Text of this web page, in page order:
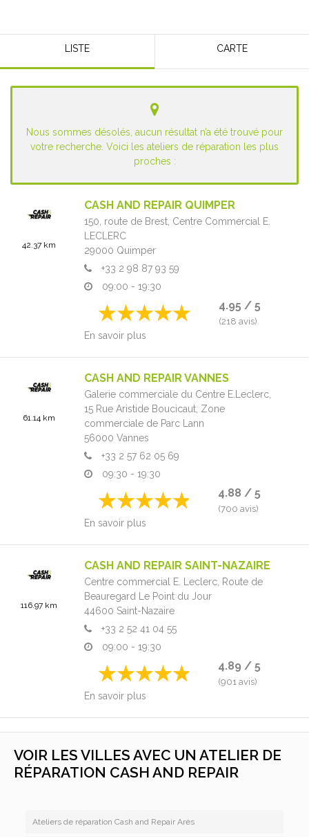
LISTE CARTE
Nous sommes désolés, aucun résultat n’a été trouvé pour
votre recherche. Voici les ateliers de réparation les plus
proches :
42.37 km
CASH AND REPAIR QUIMPER
150, route de Brest, Centre Commercial E.
LECLERC
29000 Quimper
+33 2 98 87 93 59
09:00 - 19:30
4.95 / 5
(218 avis)
En savoir plus
61.14 km
CASH AND REPAIR VANNES
Galerie commerciale du Centre E.Leclerc,
15 Rue Aristide Boucicaut, Zone
commerciale de Parc Lann
56000 Vannes
+33 2 57 62 05 69
09:30 - 19:30
4.88 / 5
(700 avis)
En savoir plus
116.97 km
CASH AND REPAIR SAINT-NAZAIRE
Centre commercial E. Leclerc, Route de
Beauregard Le Point du Jour
44600 Saint-Nazaire
+33 2 52 41 04 55
09:00 - 19:30
4.89 / 5
(901 avis)
En savoir plus
VOIR LES VILLES AVEC UN ATELIER DE
RÉPARATION CASH AND REPAIR
Ateliers de réparation Cash and Repair Arès